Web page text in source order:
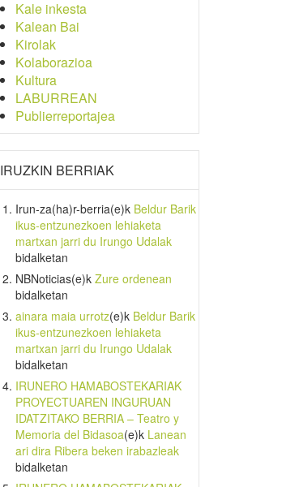
Kale inkesta
Kalean Bai
Kirolak
Kolaborazioa
Kultura
LABURREAN
Publierreportajea
IRUZKIN BERRIAK
Irun-za(ha)r-berria(e)k Beldur Barik
ikus-entzunezkoen lehiaketa
martxan jarri du Irungo Udalak
bidalketan
NBNoticias(e)k Zure ordenean
bidalketan
ainara maia urrotz(e)k Beldur Barik
ikus-entzunezkoen lehiaketa
martxan jarri du Irungo Udalak
bidalketan
IRUNERO HAMABOSTEKARIAK
PROYECTUAREN INGURUAN
IDATZITAKO BERRIA – Teatro y
Memoria del Bidasoa(e)k Lanean
ari dira Ribera beken irabazleak
bidalketan